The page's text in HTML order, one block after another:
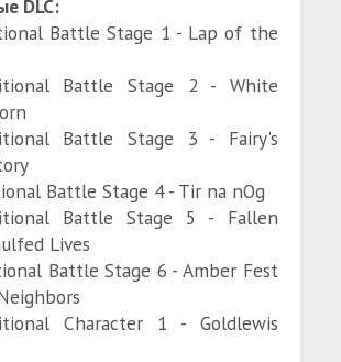
DLC:
Battle Stage 1 - Lap of the
Battle Stage 2 - White
Battle Stage 3 - Fairy's
Battle Stage 4 - Tir na nOg
Battle Stage 5 - Fallen
Lives
Battle Stage 6 - Amber Fest
Character 1 - Goldlewis